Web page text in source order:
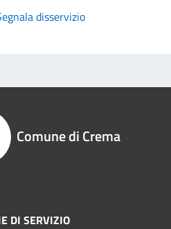
disservizio
Comune di Crema
DI SERVIZIO